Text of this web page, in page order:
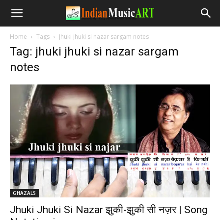
Home Tags Jhuki jhuki si nazar sargam notes
Tag: jhuki jhuki si nazar sargam
notes
GHAZALS
Jhuki Jhuki Si Nazar झुकी-झुकी सी नज़र | Song